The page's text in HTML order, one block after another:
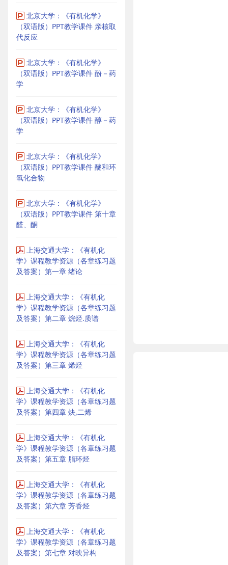
北京大学：《有机化学》
（双语版）PPT教学课件 亲核取
代反应
北京大学：《有机化学》
（双语版）PPT教学课件 酚－药
学
北京大学：《有机化学》
（双语版）PPT教学课件 醇－药
学
北京大学：《有机化学》
（双语版）PPT教学课件 醚和环
氧化合物
北京大学：《有机化学》
（双语版）PPT教学课件 第十章
醛、酮
上海交通大学：《有机化
学》课程教学资源（各章练习题
及答案）第一章 绪论
上海交通大学：《有机化
学》课程教学资源（各章练习题
及答案）第二章 烷烃.质谱
上海交通大学：《有机化
学》课程教学资源（各章练习题
及答案）第三章 烯烃
上海交通大学：《有机化
学》课程教学资源（各章练习题
及答案）第四章 炔,二烯
上海交通大学：《有机化
学》课程教学资源（各章练习题
及答案）第五章 脂环烃
上海交通大学：《有机化
学》课程教学资源（各章练习题
及答案）第六章 芳香烃
上海交通大学：《有机化
学》课程教学资源（各章练习题
及答案）第七章 对映异构